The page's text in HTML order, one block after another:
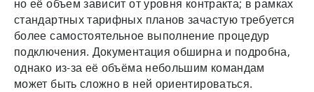
но её объем зависит от уровня контракта; в рамках
стандартных тарифных планов зачастую требуется
более самостоятельное выполнение процедур
подключения. Документация обширна и подробна,
однако из-за её объёма небольшим командам
может быть сложно в ней ориентироваться.